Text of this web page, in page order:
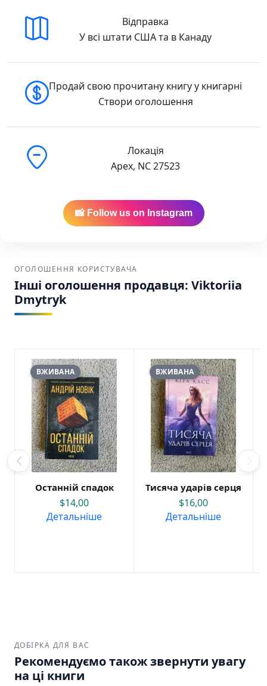
Відправка
У всі штати США та в Канаду
Продай свою прочитану книгу у книгарні
Створи оголошення
Локація
Apex, NC 27523
📸 Follow us on Instagram
ОГОЛОШЕННЯ КОРИСТУВАЧА
Інші оголошення продавця: Viktoriia
Dmytryk
ВЖИВАНА
Останній спадок
$14,00
Детальніше
ВЖИВАНА
Тисяча ударів серця
$16,00
Детальніше
ДОБІРКА ДЛЯ ВАС
Рекомендуємо також звернути увагу
на ці книги